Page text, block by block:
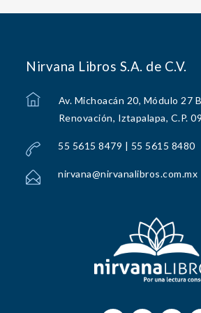
Nirvana Libros S.A. de C.V.
Av. Michoacán 20, Módulo 27
Renovación, Iztapalapa, C.P.
55 5615 8479 | 55 5615 8480
nirvana@nirvanalibros.com.mx